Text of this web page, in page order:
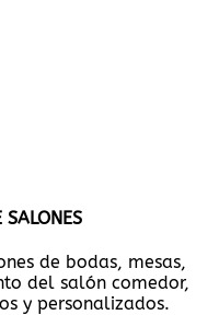
SALONES
de bodas, mesas,
del salón comedor,
y personalizados.